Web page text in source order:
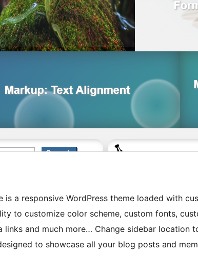
is a responsive WordPress theme loaded with
to customize color scheme, custom fonts,
links and much more… Change sidebar location
to showcase all your blog posts and